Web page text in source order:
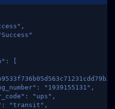
[
"1939155131",
"ups",
"transit",